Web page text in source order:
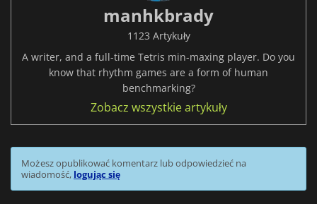
manhkbrady
1123 Artykuły
A writer, and a full-time Tetris min-maxing player. Do you
know that rhythm games are a form of human
benchmarking?
Zobacz wszystkie artykuły
Możesz opublikować komentarz lub odpowiedzieć na
wiadomość, logując się